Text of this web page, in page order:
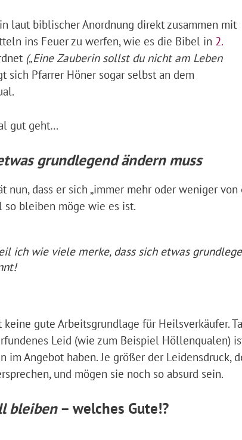
laut biblischer Anordnung direkt zusammen mit
ins Feuer zu werfen, wie es die Bibel in 2.
(„Eine Zauberin sollst du nicht am Leben
sich Pfarrer Höner sogar selbst an dem
gut geht…
grundlegend ändern muss
nun, dass er sich „immer mehr oder weniger von
so bleiben möge wie es ist.
ich wie viele merke, dass sich etwas
gute Arbeitsgrundlage für Heilsverkäufer.
Leid (wie zum Beispiel Höllenqualen)
im Angebot haben. Je größer der
und mögen sie noch so absurd sein.
bleiben– welches Gute!?